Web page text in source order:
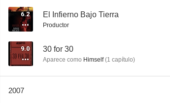
6.2 El Infierno Bajo Tierra
Productor
9.0 30 for 30
Aparece como Himself(1 capítulo)
2007